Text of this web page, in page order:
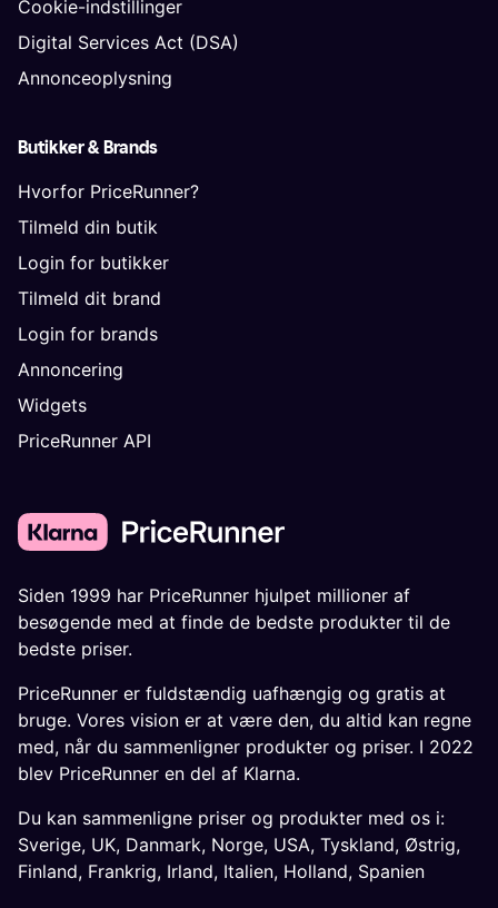
Cookie-indstillinger
Digital Services Act (DSA)
Annonceoplysning
Butikker & Brands
Hvorfor PriceRunner?
Tilmeld din butik
Login for butikker
Tilmeld dit brand
Login for brands
Annoncering
Widgets
PriceRunner API
Siden 1999 har PriceRunner hjulpet millioner af
besøgende med at finde de bedste produkter til de
bedste priser.
PriceRunner er fuldstændig uafhængig og gratis at
bruge. Vores vision er at være den, du altid kan regne
med, når du sammenligner produkter og priser. I 2022
blev PriceRunner en del af Klarna.
Du kan sammenligne priser og produkter med os i:
Sverige, UK, Danmark, Norge, USA, Tyskland, Østrig,
Finland, Frankrig, Irland, Italien, Holland, Spanien